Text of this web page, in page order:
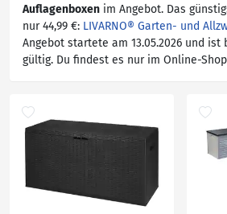
Auflagenboxen im Angebot. Das
nur 44,99 €: LIVARNO® Garten- und
Angebot startete am 13.05.2026 und ist
gültig. Du findest es nur im Online-